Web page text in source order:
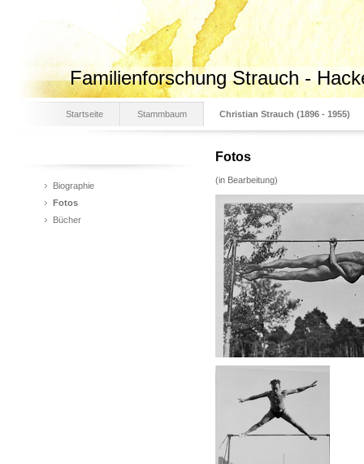
Familienforschung Strauch -
Startseite Stammbaum Christian Strauch (1896 - 1955)
Biographie
Fotos
Bücher
Fotos
(in Bearbeitung)